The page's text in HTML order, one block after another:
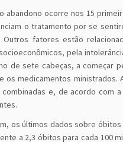
abandono ocorre nos 15
o tratamento por se
Outros fatores estão
pela
de sete cabeças, a
os medicamentos
e, de acordo com
os últimos dados sobre
a 2,3 óbitos para cada 100